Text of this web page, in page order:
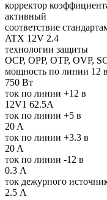
корректор
активный
соответствие
ATX 12V 2.4
технологии защиты
OCP, OPP, OTP, OVP,
мощность по линии 12 в
750 Вт
ток по линии +12 в
12V1 62.5A
ток по линии +5 в
20 A
ток по линии +3.3 в
20 A
ток по линии -12 в
0.3 А
ток дежурного
2.5 А